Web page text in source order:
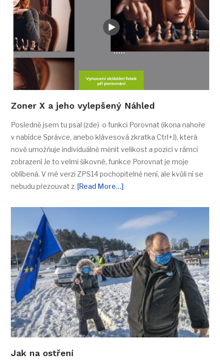
Zoner X a jeho vylepšený Náhled
Posledně jsem tu psal (zde) o funkci Porovnat (ikona nahoře
v nabídce Správce, anebo klávesová zkratka Ctrl+J), která
nově umožňuje individuálně měnit velikost a pozici v rámci
zobrazení Je to velmi šikovné, funkce Porovnat je moje
oblíbená. V mé verzi ZPS14 pochopitelně není, ale kvůli ní se
nebudu přezouvat z [Read More…]
Jak na ostření